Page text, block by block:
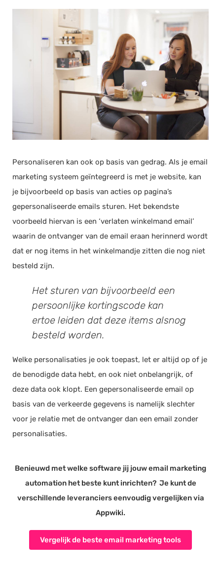
Personaliseren kan ook op basis van gedrag. Als je email
marketing systeem geïntegreerd is met je website, kan
je bijvoorbeeld op basis van acties op pagina’s
gepersonaliseerde emails sturen. Het bekendste
voorbeeld hiervan is een ‘verlaten winkelmand email’
waarin de ontvanger van de email eraan herinnerd wordt
dat er nog items in het winkelmandje zitten die nog niet
besteld zijn.
Het sturen van bijvoorbeeld een
persoonlijke kortingscode kan
ertoe leiden dat deze items alsnog
besteld worden.
Welke personalisaties je ook toepast, let er altijd op of je
de benodigde data hebt, en ook niet onbelangrijk, of
deze data ook klopt. Een gepersonaliseerde email op
basis van de verkeerde gegevens is namelijk slechter
voor je relatie met de ontvanger dan een email zonder
personalisaties.
Benieuwd met welke software jij jouw email marketing
automation het beste kunt inrichten? Je kunt de
verschillende leveranciers eenvoudig vergelijken via
Appwiki.
Vergelijk de beste email marketing tools